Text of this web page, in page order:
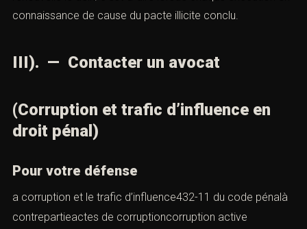
connaissance de cause du pacte illicite conclu.
III). — Contacter un avocat
(Corruption et trafic d’influence en
droit pénal)
Pour votre défense
a corruption et le trafic d’influence432-11 du code pénalà
contrepartieactes de corruptioncorruption active